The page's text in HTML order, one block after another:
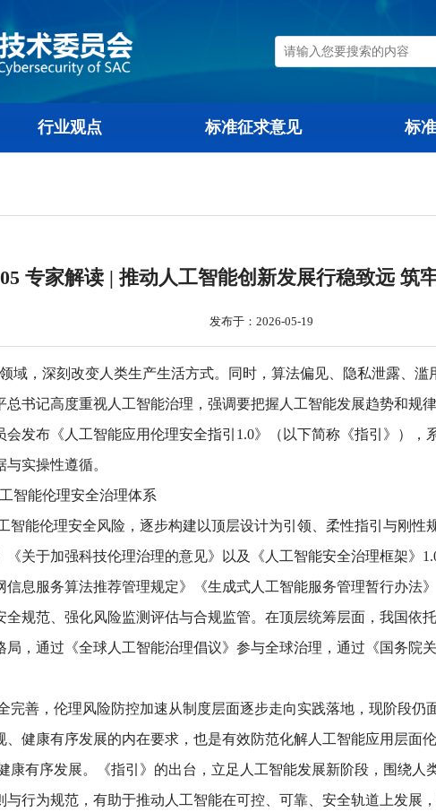
行业观点 标准征求意见
各领域，深刻改变人类生产生活方式。同时，算法偏见、
委员会发布《人工智能应用伦理安全指引
依据与实操性遵循。
人工智能伦理安全治理体系
人工智能伦理安全风险，逐步构建以顶层设计为引领、柔
范》《关于加强科技伦理治理的意见》以及《人工智能安全
联网信息服务算法推荐管理规定》《生成式人工智能服务
理
理格局，通过《全球人工智能治理倡议》参与全球治理，通
续健全完善，伦理风险防控加速从制度层面逐步走向实践落